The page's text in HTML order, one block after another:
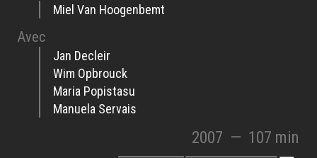
Miel Van Hoogenbemt
Avec
Jan Decleir
Wim Opbrouck
Maria Popistasu
Manuela Servais
2007 — 107 min